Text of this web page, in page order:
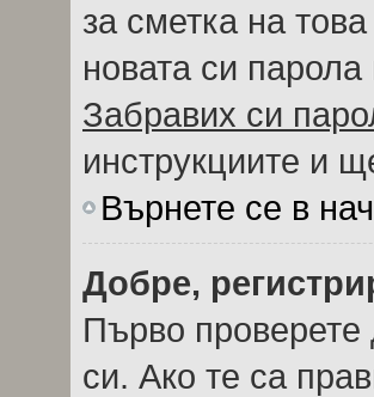
за сметка на
новата си
Забравих си
инструкциите и
Върнете се в
Добре,
Първо проверете
си. Ако те са